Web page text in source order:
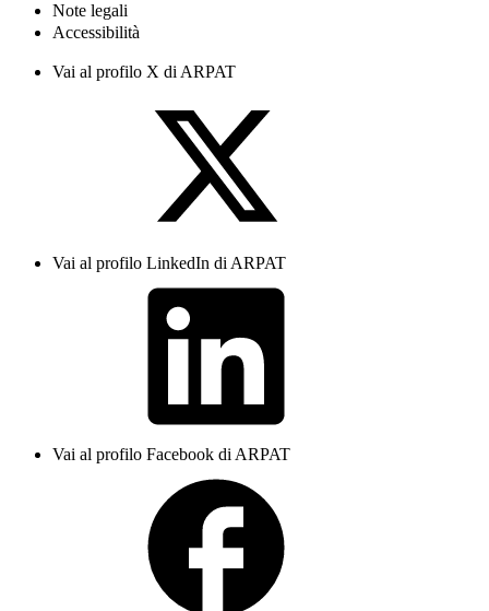
Note legali
Accessibilità
Vai al profilo X di ARPAT
Vai al profilo LinkedIn di ARPAT
Vai al profilo Facebook di ARPAT